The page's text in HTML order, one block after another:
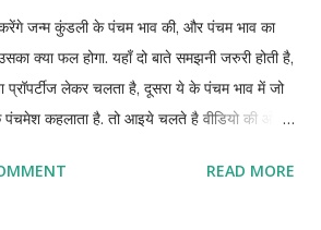
जन्म कुंडली के पंचम भाव की, और पंचम भाव का
क्या फल होगा. यहाँ दो बाते समझनी जरुरी होती है,
प्रॉपर्टीज लेकर चलता है, दूसरा ये के पंचम भाव में जो
पंचमेश कहलाता है. तो आइये चलते है वीडियो की ओर
READ MORE